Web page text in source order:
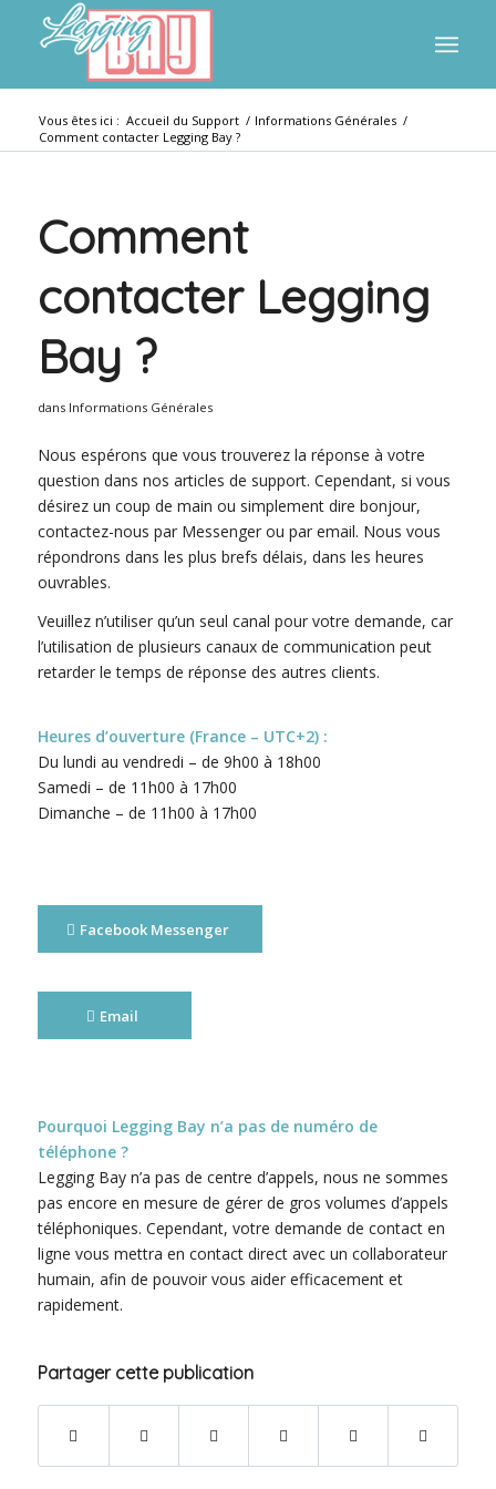
Vous êtes ici : Accueil du Support / Informations Générales /
Comment contacter Legging Bay ?
Comment
contacter Legging
Bay ?
dans Informations Générales
Nous espérons que vous trouverez la réponse à votre
question dans nos articles de support. Cependant, si vous
désirez un coup de main ou simplement dire bonjour,
contactez-nous par Messenger ou par email. Nous vous
répondrons dans les plus brefs délais, dans les heures
ouvrables.
Veuillez n’utiliser qu’un seul canal pour votre demande, car
l’utilisation de plusieurs canaux de communication peut
retarder le temps de réponse des autres clients.
Heures d’ouverture (France – UTC+2) :
Du lundi au vendredi – de 9h00 à 18h00
Samedi – de 11h00 à 17h00
Dimanche – de 11h00 à 17h00
Facebook Messenger
Email
Pourquoi Legging Bay n’a pas de numéro de
téléphone ?
Legging Bay n’a pas de centre d’appels, nous ne sommes
pas encore en mesure de gérer de gros volumes d’appels
téléphoniques. Cependant, votre demande de contact en
ligne vous mettra en contact direct avec un collaborateur
humain, afin de pouvoir vous aider efficacement et
rapidement.
Partager cette publication